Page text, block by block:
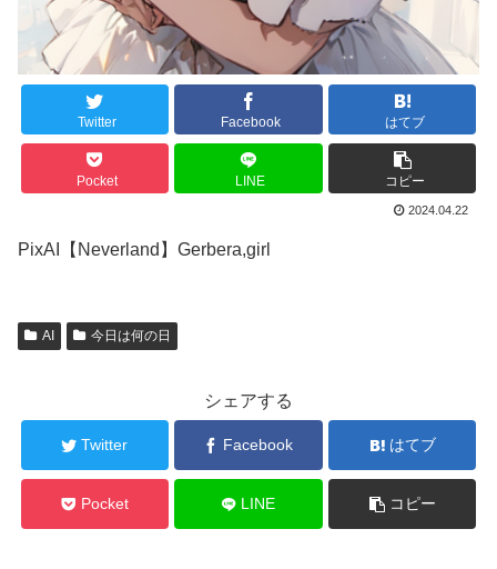
Twitter Facebook はてブ
Pocket LINE コピー
2024.04.22
PixAI【Neverland】Gerbera,girl
AI 今日は何の日
シェアする
Twitter Facebook はてブ
Pocket LINE コピー